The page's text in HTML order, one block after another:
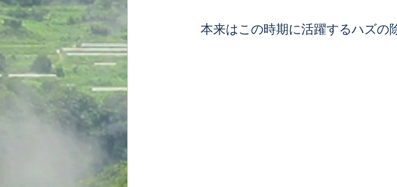
本来はこの時期に活躍するハズの